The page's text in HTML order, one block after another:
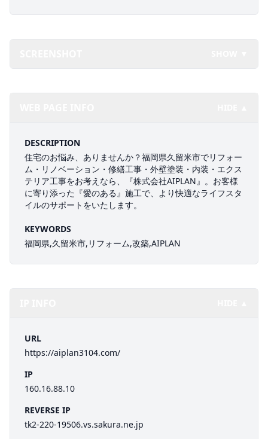
DESCRIPTION
住宅のお悩み、ありませんか？福岡県久留米市でリフォー
ム・リノベーション・修繕工事・外壁塗装・内装・エクス
テリア工事をお考えなら、『株式会社AIPLAN』。お客様
に寄り添った『愛のある』施工で、より快適なライフスタ
イルのサポートをいたします。
KEYWORDS
福岡県,久留米市,リフォーム,改築,AIPLAN
URL
https://aiplan3104.com/
IP
160.16.88.10
REVERSE IP
tk2-220-19506.vs.sakura.ne.jp